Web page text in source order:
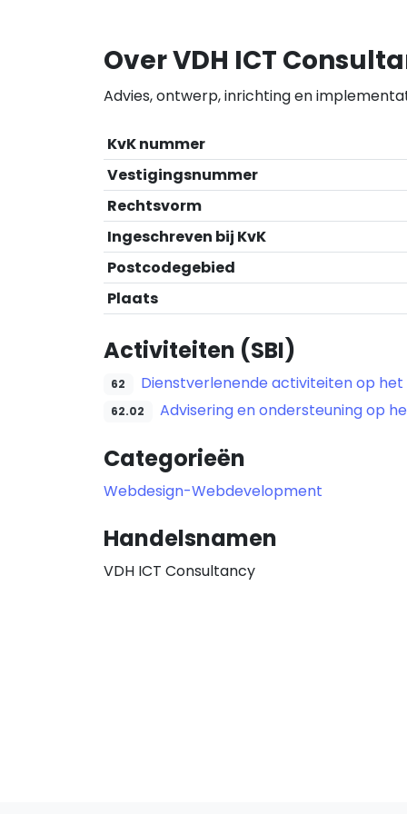
Over VDH ICT
Advies, ontwerp, inrichting en
KvK nummer
Vestigingsnummer
Rechtsvorm
Ingeschreven bij KvK
Postcodegebied
Plaats
Activiteiten (SBI)
62 Dienstverlenende activiteiten op
62.02 Advisering en ondersteuning op
Categorieën
Webdesign-Webdevelopment
Handelsnamen
VDH ICT Consultancy